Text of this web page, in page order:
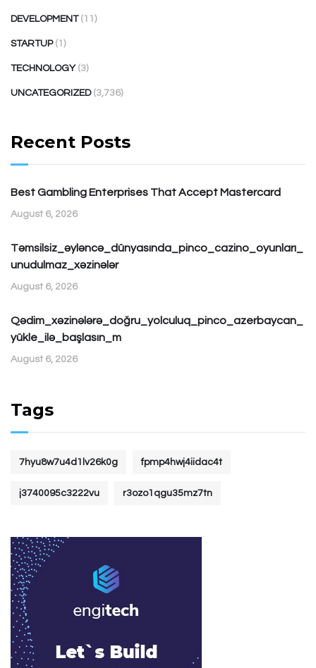
DEVELOPMENT (11)
STARTUP (1)
TECHNOLOGY (3)
UNCATEGORIZED (3,736)
Recent Posts
Best Gambling Enterprises That Accept Mastercard
August 6, 2026
Təmsilsiz_əyləncə_dünyasında_pinco_cazino_oyunları_
unudulmaz_xəzinələr
August 6, 2026
Qədim_xəzinələrə_doğru_yolculuq_pinco_azerbaycan_
yükle_ilə_başlasın_m
August 6, 2026
Tags
7hyu8w7u4d1lv26k0g fpmp4hwj4iidac4t
j3740095c3222vu r3ozo1qgu35mz7tn